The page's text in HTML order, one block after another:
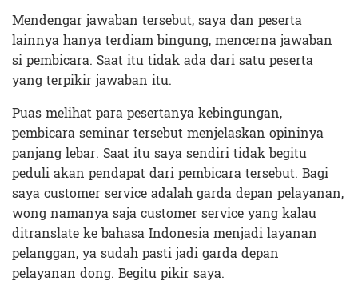
Mendengar jawaban tersebut, saya dan peserta
lainnya hanya terdiam bingung, mencerna jawaban
si pembicara. Saat itu tidak ada dari satu peserta
yang terpikir jawaban itu.
Puas melihat para pesertanya kebingungan,
pembicara seminar tersebut menjelaskan opininya
panjang lebar. Saat itu saya sendiri tidak begitu
peduli akan pendapat dari pembicara tersebut. Bagi
saya customer service adalah garda depan pelayanan,
wong namanya saja customer service yang kalau
ditranslate ke bahasa Indonesia menjadi layanan
pelanggan, ya sudah pasti jadi garda depan
pelayanan dong. Begitu pikir saya.